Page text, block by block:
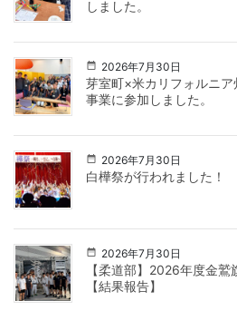
しました。
2026年7月30日
芽室町×米カリフォルニ
事業に参加しました。
2026年7月30日
白樺祭が行われました！
2026年7月30日
【柔道部】2026年度金鷲
【結果報告】